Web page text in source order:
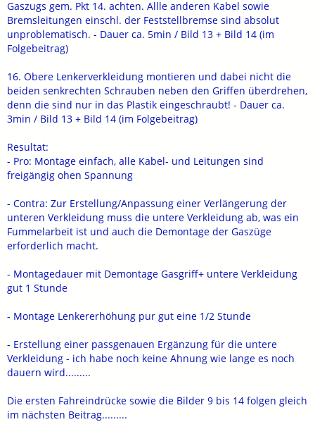
Gaszugs gem. Pkt 14. achten. Allle anderen Kabel sowie
Bremsleitungen einschl. der Feststellbremse sind absolut
unproblematisch. - Dauer ca. 5min / Bild 13 + Bild 14 (im
Folgebeitrag)
16. Obere Lenkerverkleidung montieren und dabei nicht die
beiden senkrechten Schrauben neben den Griffen überdrehen,
denn die sind nur in das Plastik eingeschraubt! - Dauer ca.
3min / Bild 13 + Bild 14 (im Folgebeitrag)
Resultat:
- Pro: Montage einfach, alle Kabel- und Leitungen sind
freigängig ohen Spannung
- Contra: Zur Erstellung/Anpassung einer Verlängerung der
unteren Verkleidung muss die untere Verkleidung ab, was ein
Fummelarbeit ist und auch die Demontage der Gaszüge
erforderlich macht.
- Montagedauer mit Demontage Gasgriff+ untere Verkleidung
gut 1 Stunde
- Montage Lenkererhöhung pur gut eine 1/2 Stunde
- Erstellung einer passgenauen Ergänzung für die untere
Verkleidung - ich habe noch keine Ahnung wie lange es noch
dauern wird.........
Die ersten Fahreindrücke sowie die Bilder 9 bis 14 folgen gleich
im nächsten Beitrag.........